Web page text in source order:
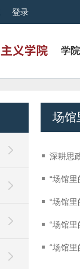
登录
学
场馆
深耕思
“场馆
“场馆
“场馆
“场馆